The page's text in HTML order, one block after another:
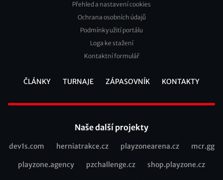
FooterPřehled a nastavení cookies
Ochrana osobních údajů
Podmínky užití portálu
Loga ke stažení
Kontaktní formulář
ČLÁNKY TURNAJE ZÁPASOVNÍK KONTAKTY
Naše další projekty
Recommended
dev1s.com herniatrakce.cz playzonearena.cz mcr.gg
playzone.agency pzchallenge.cz shop.playzone.cz